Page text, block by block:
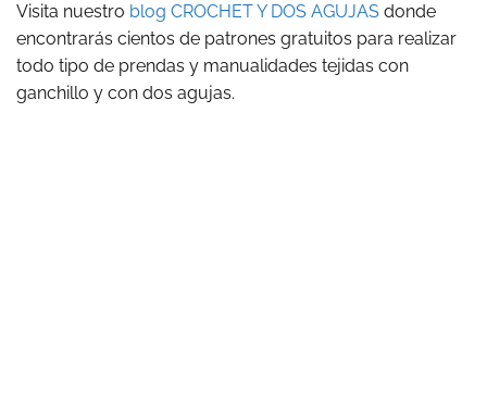
Visita nuestro blog CROCHET Y DOS AGUJAS donde
encontrarás cientos de patrones gratuitos para realizar
todo tipo de prendas y manualidades tejidas con
ganchillo y con dos agujas.